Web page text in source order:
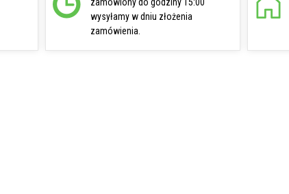
zamówiony do godziny 15:00
wysyłamy w dniu złożenia
zamówienia.